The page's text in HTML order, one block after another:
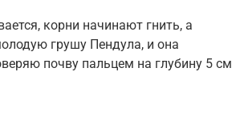
корни начинают гнить, а
грушу Пендула, и она
почву пальцем на глубину 5 см